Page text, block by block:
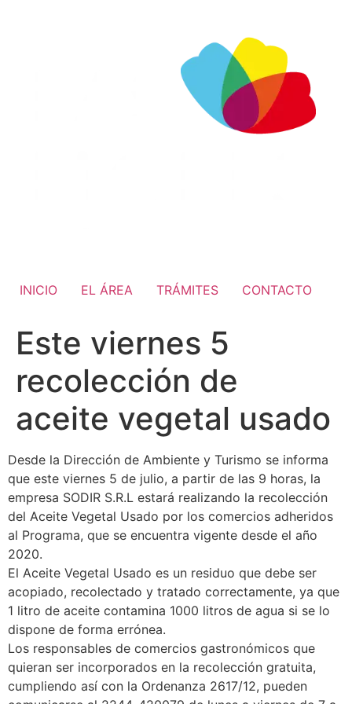
INICIO EL ÁREA TRÁMITES CONTACTO
Este viernes 5
recolección de
aceite vegetal usado
Desde la Dirección de Ambiente y Turismo se informa
que este viernes 5 de julio, a partir de las 9 horas, la
empresa SODIR S.R.L estará realizando la recolección
del Aceite Vegetal Usado por los comercios adheridos
al Programa, que se encuentra vigente desde el año
2020.
El Aceite Vegetal Usado es un residuo que debe ser
acopiado, recolectado y tratado correctamente, ya que
1 litro de aceite contamina 1000 litros de agua si se lo
dispone de forma errónea.
Los responsables de comercios gastronómicos que
quieran ser incorporados en la recolección gratuita,
cumpliendo así con la Ordenanza 2617/12, pueden